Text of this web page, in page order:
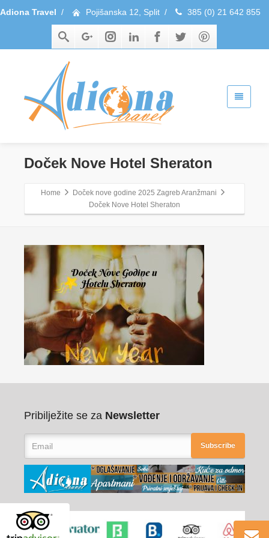
Adiona Travel / Pojišanska 12, Split / 385 (0) 21 642 855
Doček Nove Hotel Sheraton
Home
Doček nove godine 2025 Zagreb Aranžmani
Doček Nove Hotel Sheraton
Pribilježite se za Newsletter
Subscribe